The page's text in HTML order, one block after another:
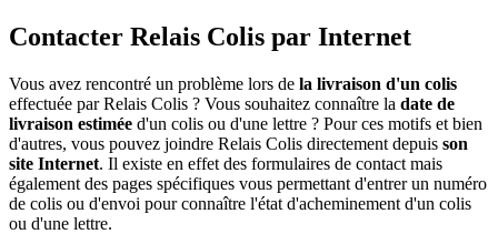
Contacter Relais Colis par Internet
Vous avez rencontré un problème lors de la livraison d'un colis
effectuée par Relais Colis ? Vous souhaitez connaître la date de
livraison estimée d'un colis ou d'une lettre ? Pour ces motifs et bien
d'autres, vous pouvez joindre Relais Colis directement depuis son
site Internet. Il existe en effet des formulaires de contact mais
également des pages spécifiques vous permettant d'entrer un numéro
de colis ou d'envoi pour connaître l'état d'acheminement d'un colis
ou d'une lettre.